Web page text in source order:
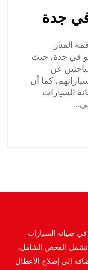
في جدة
المنار
في جدة، حيث
عن
كما أن
السيارات
في صيانة السيارات
تشمل الفحص الشامل،
إلى إصلاح الأعطال